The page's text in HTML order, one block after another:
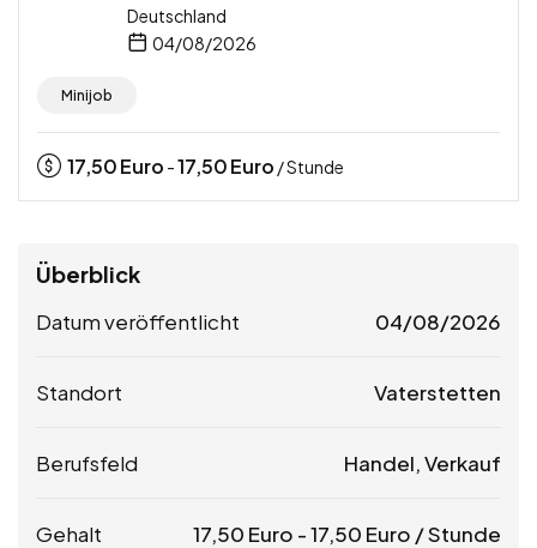
Deutschland
04/08/2026
Minijob
17,50Euro -17,50Euro / Stunde
Überblick
Datum veröffentlicht 04/08/2026
Standort Vaterstetten
Berufsfeld Handel, Verkauf
Gehalt 17,50 Euro -17,50 Euro / Stunde